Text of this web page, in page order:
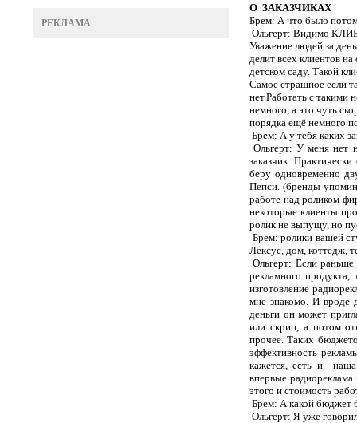
РЕКЛАМА
О ЗАКАЗЧИКАХ
Брем: А что было
Ольгерт: Видимо
Уважение людей за
делит всех клиентов
детском саду. Такой
Самое страшное если
нет.Работать с такими
немного, а это чуть
порядка ещё немного
Брем: А у тебя каких
Ольгерт: У меня нет
заказчик.
беру одновременно
Пепси. (бренды
работе над роликом
некоторые клиенты
ролик не выпущу, но
Брем: ролики вашей
Лексус, дом, коттедж,
Ольгерт: Если раньше
рекламного
изготовление
мне знакомо. И вроде
деньги он может
или скрип, а потом
прочее. Таких
эффективность
кажется, есть и наша
впервые
этого и стоимость
Брем: А какой бюджет
Ольгерт: Я уже